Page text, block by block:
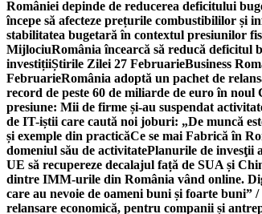
României depinde de reducerea deficitului
începe să afecteze prețurile combustibililor și
stabilitatea bugetară în contextul presiunilor
MijlociuRomânia încearcă să reducă deficitul
investițiiȘtirile Zilei 27 FebruarieBusiness
FebruarieRomânia adoptă un pachet de
record de peste 60 de miliarde de euro în
presiune: Mii de firme și-au suspendat
de IT-iștii care caută noi joburi: „De muncă
și exemple din practicăCe se mai Fabrică în
domeniul său de activitatePlanurile de invesţii
UE să recupereze decalajul față de SUA și
dintre IMM-urile din România vând online.
care au nevoie de oameni buni și foarte buni”
relansare economică, pentru companii și